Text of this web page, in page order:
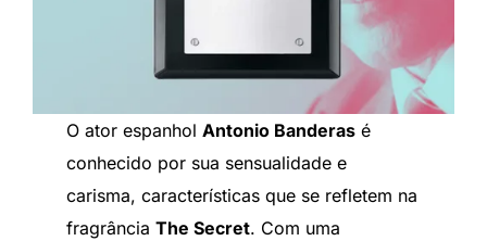
O ator espanholAntonio Banderas é
conhecido por sua sensualidade e
carisma, características que se refletem na
fragrânciaThe Secret. Com uma